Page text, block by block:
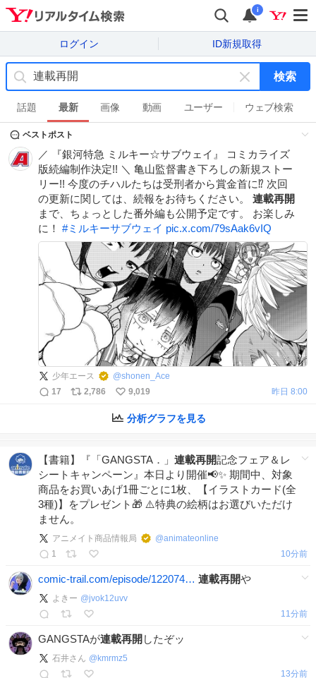
i
ログイン ID新規取得
キ
ー
ワ
ド
を
消
す
検索
話題 最新 画像 動画 ユーザー ウェブ検索
ベストポスト
／ 『銀河特急 ミルキー☆サブウェイ』 コミカライズ
版続編制作決定!! ＼ 亀山監督書き下ろしの新規ストー
リー!! 今度のチハルたちは受刑者から賞金首に⁉ 次回
の更新に関しては、続報をお待ちください。 連載再開
まで、ちょっとした番外編も公開予定です。 お楽しみ
に！ #ミルキーサブウェイ pic.x.com/79sAak6vIQ
少年エース @shonen_Ace
17
2,786 9,019 昨日 8:00
分析グラフを見る
【書籍】『「GANGSTA．」 連載再開記念フェア＆レ
シートキャンペーン』本日より開催📢✨ 期間中、対象
商品をお買いあげ1冊ごとに1枚、【イラストカード(全
3種)】をプレゼント🎁 ⚠️特典の絵柄はお選びいただけ
ません。
アニメイト商品情報局 @animateonline
1
10分前
comic-trail.com/episode/122074… 連載再開や
よきー @jvok12uvv
11分前
GANGSTAが連載再開 したぞッ
石井さん @ kmrmz5
13分前